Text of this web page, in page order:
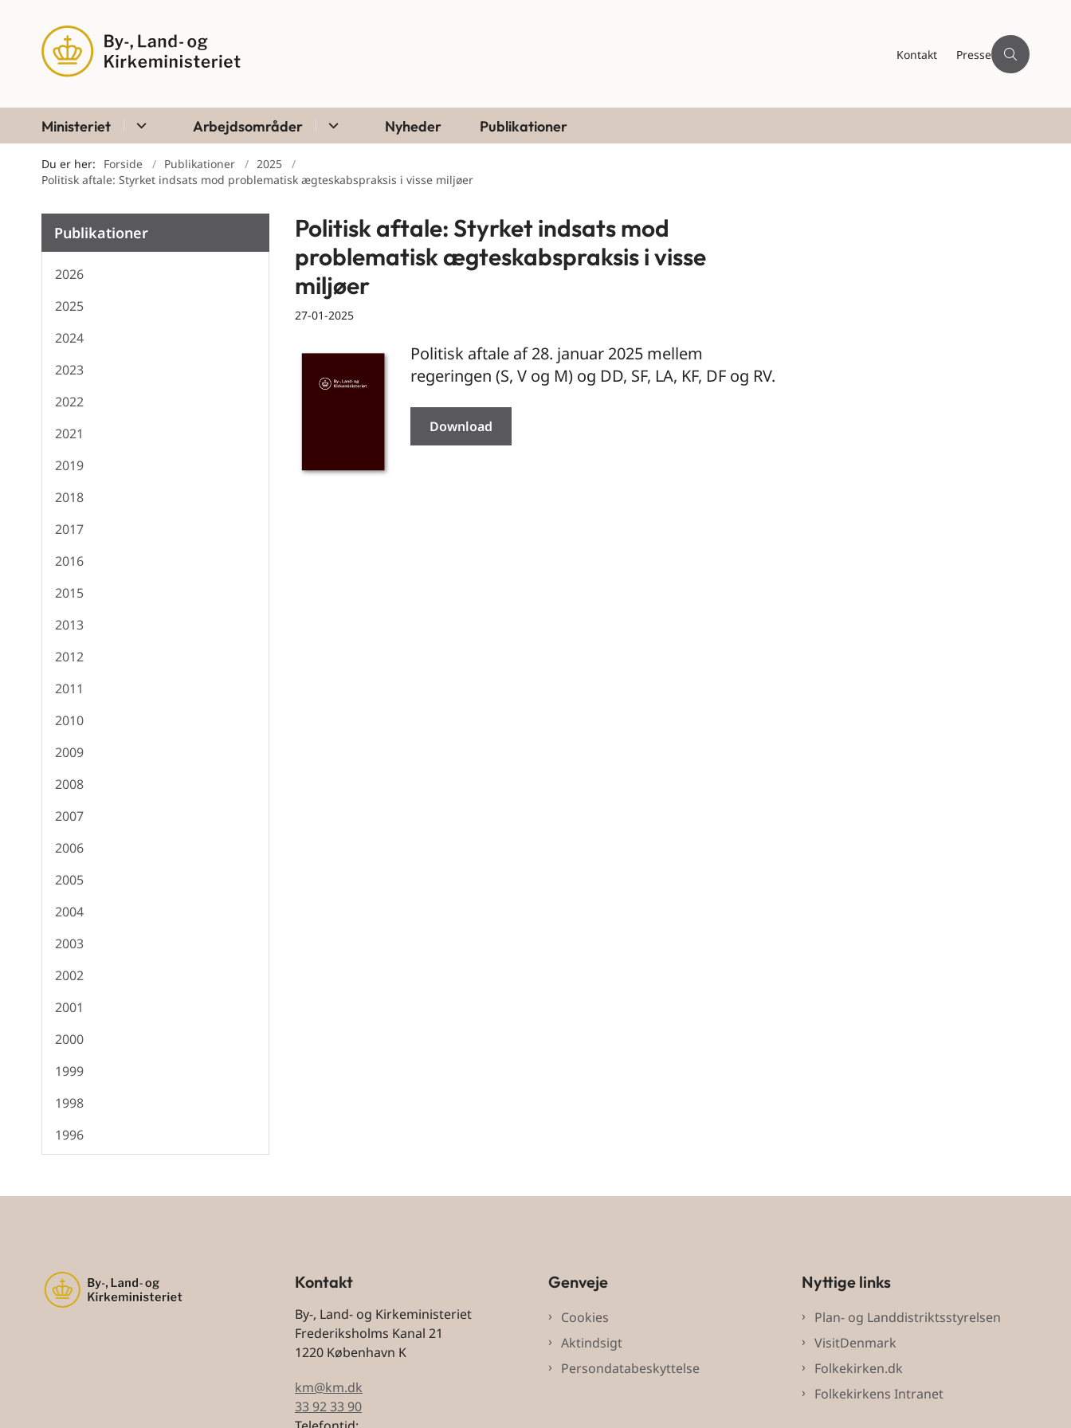
Kontakt Presse
Ministeriet Arbejdsområder Nyheder Publikationer
Du er her: Forside Publikationer
2025
Politisk aftale: Styrket indsats mod problematisk ægteskabspraksis i visse miljøer
Publikationer
2026
2025
2024
2023
2022
2021
2019
2018
2017
2016
2015
2013
2012
2011
2010
2009
2008
2007
2006
2005
2004
2003
2002
2001
2000
1999
1998
1996
Politisk aftale: Styrket indsats mod
problematisk ægteskabspraksis i visse
miljøer
27-01-2025
Politisk aftale af 28. januar 2025 mellem
regeringen (S, V og M) og DD, SF, LA, KF, DF og RV.
Download
Kontakt
By-, Land- og Kirkeministeriet
Frederiksholms Kanal 21
1220 København K
km@km.dk
33 92 33 90
Genveje
Cookies
Aktindsigt
Persondatabeskyttelse
Nyttige links
Plan- og Landdistriktsstyrelsen
VisitDenmark
Folkekirken.dk
Folkekirkens Intranet